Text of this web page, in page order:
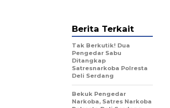
Berita Terkait
Tak Berkutik! Dua
Pengedar Sabu
Ditangkap
Satresnarkoba Polresta
Deli Serdang
Bekuk Pengedar
Narkoba, Satres Narkoba